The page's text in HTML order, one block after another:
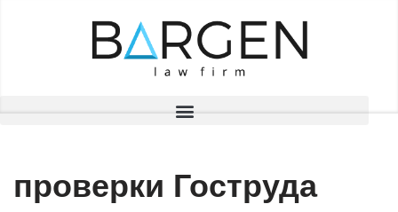
проверки Гоструда